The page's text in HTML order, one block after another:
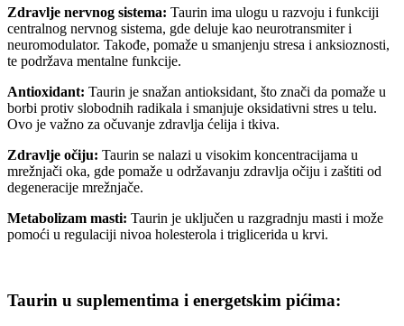
Zdravlje nervnog sistema: Taurin ima ulogu u razvoju i funkciji
centralnog nervnog sistema, gde deluje kao neurotransmiter i
neuromodulator. Takođe, pomaže u smanjenju stresa i anksioznosti,
te podržava mentalne funkcije.
Antioxidant: Taurin je snažan antioksidant, što znači da pomaže u
borbi protiv slobodnih radikala i smanjuje oksidativni stres u telu.
Ovo je važno za očuvanje zdravlja ćelija i tkiva.
Zdravlje očiju: Taurin se nalazi u visokim koncentracijama u
mrežnjači oka, gde pomaže u održavanju zdravlja očiju i zaštiti od
degeneracije mrežnjače.
Metabolizam masti: Taurin je uključen u razgradnju masti i može
pomoći u regulaciji nivoa holesterola i triglicerida u krvi.
Taurin u suplementima i energetskim pićima: